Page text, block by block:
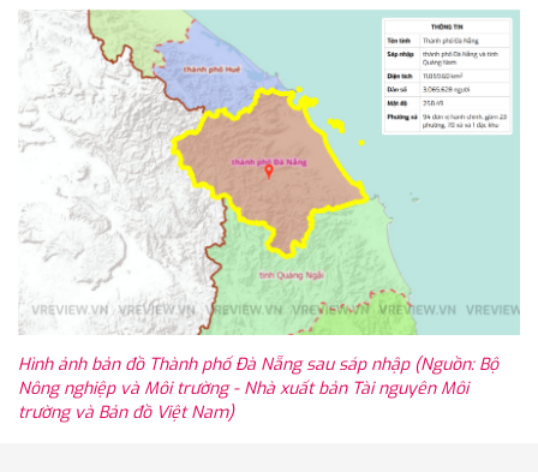
Hình ảnh bản đồ Thành phố Đà Nẵng sau sáp nhập (Nguồn: Bộ
Nông nghiệp và Môi trường - Nhà xuất bản Tài nguyên Môi
trường và Bản đồ Việt Nam)